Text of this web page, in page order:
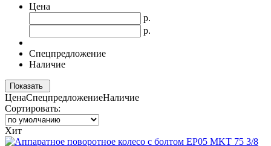
Цена
р.
р.
Спецпредложение
Наличие
Показать
ЦенаСпецпредложениеНаличие
Сортировать:
Хит